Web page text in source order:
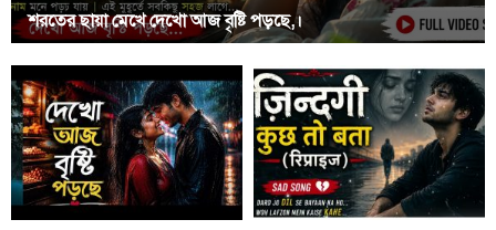
শরতের ছায়া মেখে দেখো আজ বৃষ্টি পড়ছে,।